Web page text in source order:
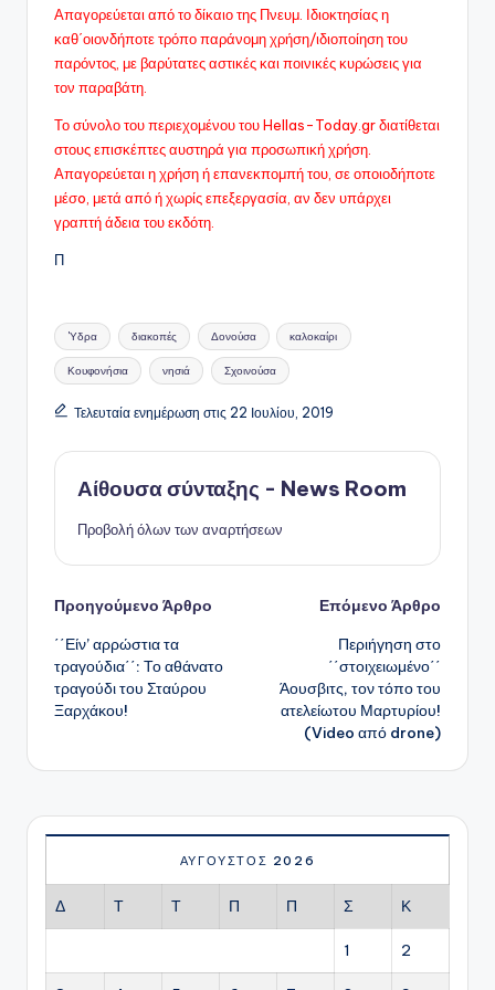
Απαγορεύεται από το δίκαιο της Πνευμ. Ιδιοκτησίας η
καθ΄οιονδήποτε τρόπο παράνομη χρήση/ιδιοποίηση του
παρόντος, με βαρύτατες αστικές και ποινικές κυρώσεις για
τον παραβάτη.
Το σύνολο του περιεχομένου του Hellas-Today.gr διατίθεται
στους επισκέπτες αυστηρά για προσωπική χρήση.
Απαγορεύεται η χρήση ή επανεκπομπή του, σε οποιοδήποτε
μέσo, μετά από ή χωρίς επεξεργασία, αν δεν υπάρχει
γραπτή άδεια του εκδότη.
Π
Ετικέτες:
'Υδρα διακοπές Δονούσα καλοκαίρι
Κουφονήσια νησιά Σχοινούσα
Τελευταία ενημέρωση στις 22 Ιουλίου, 2019
Αίθουσα σύνταξης - News Room
Προβολή όλων των αναρτήσεων
Πλοήγηση
δημοσιεύσεων
Προηγούμενο Άρθρο
΄΄Είν’ αρρώστια τα
τραγούδια΄΄: Το αθάνατο
τραγούδι του Σταύρου
Ξαρχάκου!
Επόμενο Άρθρο
Περιήγηση στο
΄΄στοιχειωμένο΄΄
Άουσβιτς, τον τόπο του
ατελείωτου Μαρτυρίου!
(Video από drone)
ΑΎΓΟΥΣΤΟΣ 2026
Δ Τ Τ Π Π Σ Κ
1 2